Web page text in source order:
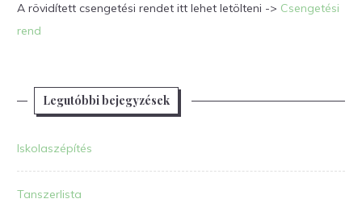
A rövidített csengetési rendet itt lehet letölteni -> Csengetési
rend
Legutóbbi bejegyzések
Iskolaszépítés
Tanszerlista